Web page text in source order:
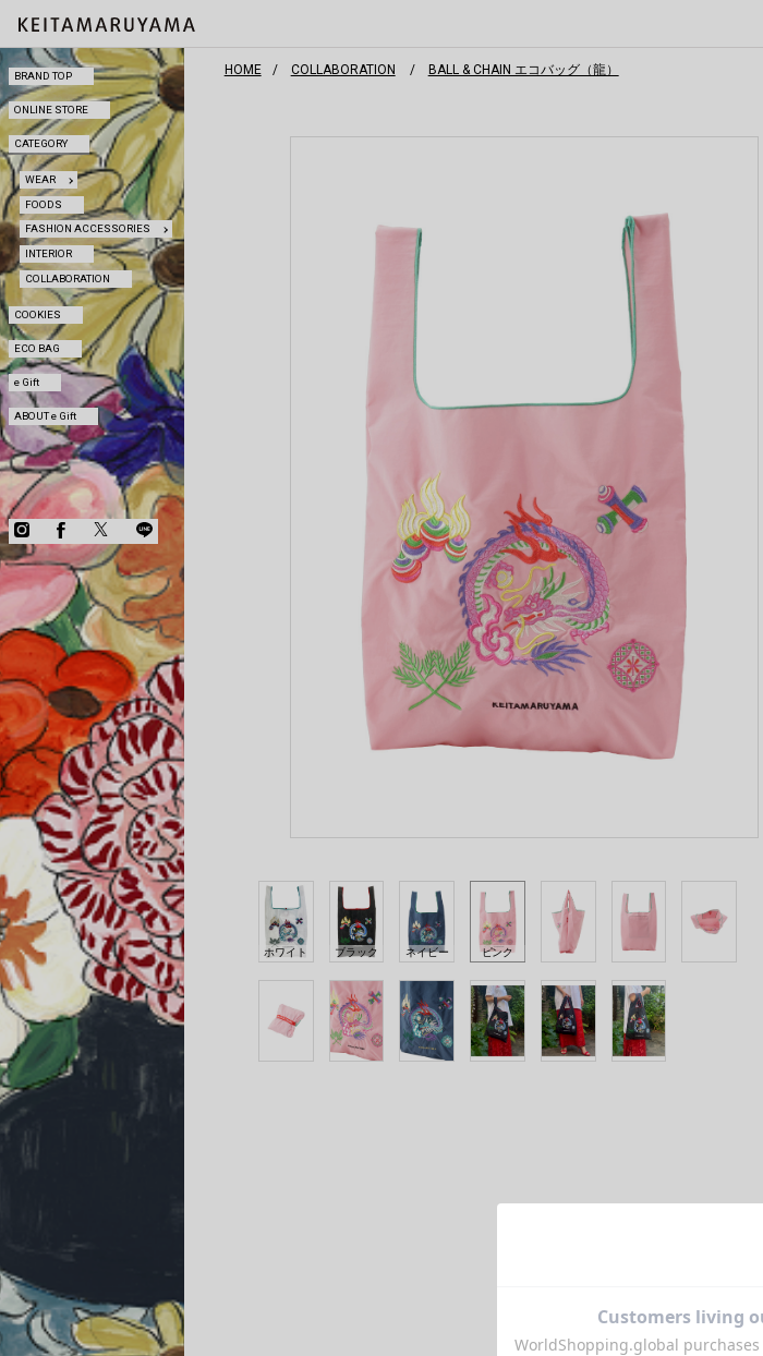
BRAND TOP
ONLINE STORE
CATEGORY
WEAR
FOODS
FASHION ACCESSORIES
INTERIOR
COLLABORATION
COOKIES
ECO BAG
e Gift
ABOUT e Gift
COPYRIGHT © KEITA MARUYAMA.
ALL RIGHTS RESERVED.
BRAND TOP
ONLINE STORE
CATEGORY
WEAR
FOODS
FASHION ACCESSORIES
INTERIOR
COLLABORATION
COOKIES
ECO BAG
e Gift
ABOUT e Gift
HOME COLLABORATION BALL & CHAIN エコバッグ（龍）
ホワイト ブラック ネイビー ピンク